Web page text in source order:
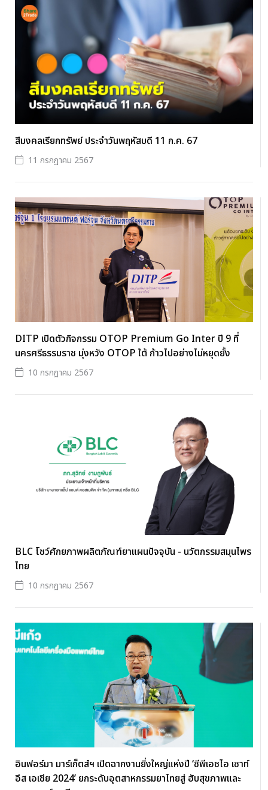
สีมงคลเรียกทรัพย์ ประจำวันพฤหัสบดี 11 ก.ค. 67
11 กรกฎาคม 2567
DITP เปิดตัวกิจกรรม OTOP Premium Go Inter ปี 9 ที่
นครศรีธรรมราช มุ่งหวัง OTOP ใต้ ก้าวไปอย่างไม่หยุดยั้ง
10 กรกฎาคม 2567
BLC โชว์ศักยภาพผลิตภัณฑ์ยาแผนปัจจุบัน - นวัตกรรมสมุนไพร
ไทย
10 กรกฎาคม 2567
อินฟอร์มา มาร์เก็ตส์ฯ เปิดฉากงานยิ่งใหญ่แห่งปี ‘ซีพีเอชไอ เซาท์
อีส เอเชีย 2024’ ยกระดับอุตสาหกรรมยาไทยสู่ ฮับสุขภาพและ